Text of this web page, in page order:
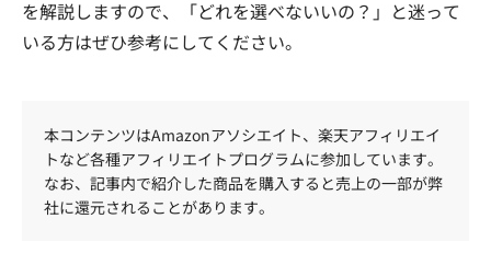
を解説しますので、「どれを選べないいの？」と迷って
いる方はぜひ参考にしてください。
本コンテンツはAmazonアソシエイト、楽天アフィリエイ
トなど各種アフィリエイトプログラムに参加しています。
なお、記事内で紹介した商品を購入すると売上の一部が弊
社に還元されることがあります。